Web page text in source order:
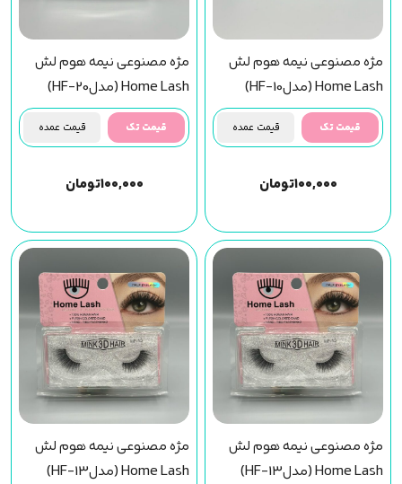
مژه مصنوعی نیمه هوم لش
Home Lash (مدلHF-10)
قیمت تک قیمت عمده
۱۰۰,۰۰۰تومان
مژه مصنوعی نیمه هوم لش
Home Lash (مدلHF-20)
قیمت تک قیمت عمده
۱۰۰,۰۰۰تومان
مژه مصنوعی نیمه هوم لش
Home Lash (مدلHF-13)
مژه مصنوعی نیمه هوم لش
Home Lash (مدلHF-13)